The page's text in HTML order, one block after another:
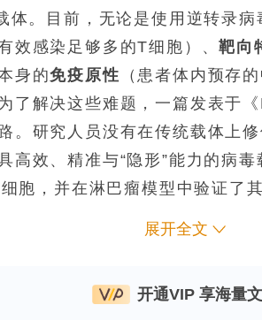
。目前，无论是使用逆转录病
有效感染足够多的T细胞）、靶向
身的免疫原性 （患者体内预存
了解决这些难题，一篇发表于
。研究人员没有在传统载体上
高效、精准与“隐形”能力的病
胞，并在淋巴瘤模型中验证了其
展开全文
开通VIP 享海量